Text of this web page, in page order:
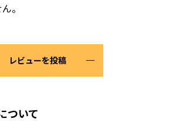
。
レビューを投稿
ついて